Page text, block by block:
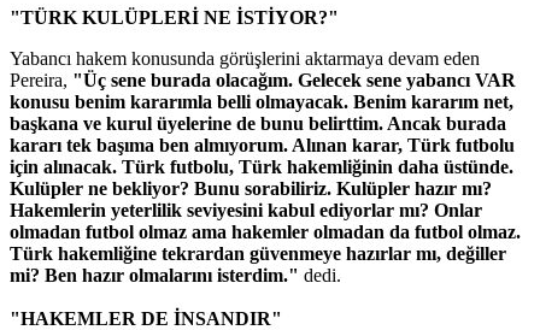
"TÜRK KULÜPLERİ NE İSTİYOR?"
Yabancı hakem konusunda görüşlerini aktarmaya devam eden
Pereira, "Üç sene burada olacağım. Gelecek sene yabancı VAR
konusu benim kararımla belli olmayacak. Benim kararım net,
başkana ve kurul üyelerine de bunu belirttim. Ancak burada
kararı tek başıma ben almıyorum. Alınan karar, Türk futbolu
için alınacak. Türk futbolu, Türk hakemliğinin daha üstünde.
Kulüpler ne bekliyor? Bunu sorabiliriz. Kulüpler hazır mı?
Hakemlerin yeterlilik seviyesini kabul ediyorlar mı? Onlar
olmadan futbol olmaz ama hakemler olmadan da futbol olmaz.
Türk hakemliğine tekrardan güvenmeye hazırlar mı, değiller
mi? Ben hazır olmalarını isterdim." dedi.
"HAKEMLER DE İNSANDIR"